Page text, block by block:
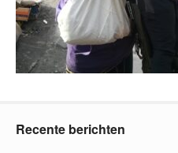
Recente berichten